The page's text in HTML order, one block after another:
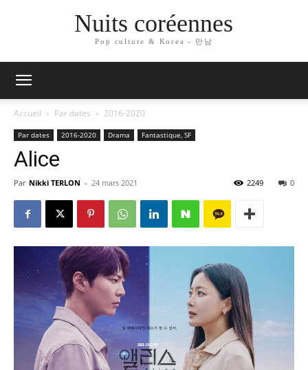
Nuits coréennes
Pop culture & Korea - 만남
Accueil Par dates 2016-2020
Par dates 2016-2020 Drama Fantastique, SF
Alice
Par Nikki TERLON - 24 mars 2021 0
2249